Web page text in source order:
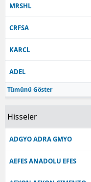
MRSHL
CRFSA
KARCL
ADEL
Tümünü Göster
Hisseler
ADGYO ADRA GMYO
AEFES ANADOLU EFES